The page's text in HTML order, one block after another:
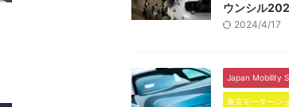
ウンシル
2024/4/17
Japan Mobility
東京モーターシ